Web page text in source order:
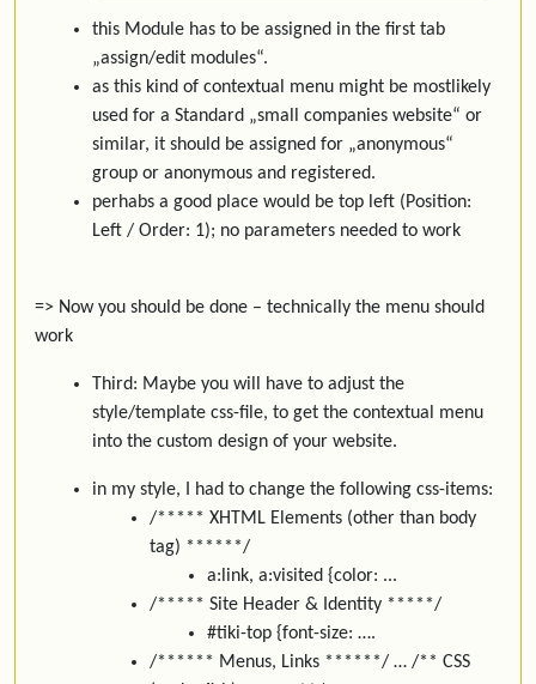
this Module has to be assigned in the first tab
„assign/edit modules“.
as this kind of contextual menu might be mostlikely
used for a Standard „small companies website“ or
similar, it should be assigned for „anonymous“
group or anonymous and registered.
perhabs a good place would be top left (Position:
Left / Order: 1); no parameters needed to work
=> Now you should be done – technically the menu should
work
Third: Maybe you will have to adjust the
style/template css-file, to get the contextual menu
into the custom design of your website.
in my style, I had to change the following css-items:
/***** XHTML Elements (other than body
tag) ******/
a:link, a:visited {color: ...
/***** Site Header & Identity *****/
#tiki-top {font-size: ….
/****** Menus, Links ******/ … /** CSS